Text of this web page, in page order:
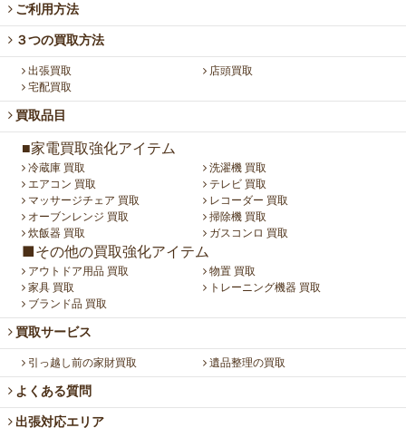
ご利用方法
３つの買取方法
出張買取
店頭買取
宅配買取
買取品目
■家電買取強化アイテム
冷蔵庫 買取
洗濯機 買取
エアコン 買取
テレビ 買取
マッサージチェア 買取
レコーダー 買取
オーブンレンジ 買取
掃除機 買取
炊飯器 買取
ガスコンロ 買取
■その他の買取強化アイテム
アウトドア用品 買取
物置 買取
家具 買取
トレーニング機器 買取
ブランド品 買取
買取サービス
引っ越し前の家財買取 遺品整理の買取
よくある質問
出張対応エリア